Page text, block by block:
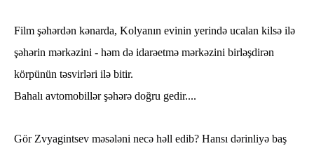
Film şəhərdən kənarda, Kolyanın evinin yerində ucalan kilsə ilə
şəhərin mərkəzini - həm də idarəetmə mərkəzini birləşdirən
körpünün təsvirləri ilə bitir.
Bahalı avtomobillər şəhərə doğru gedir....
Gör Zvyagintsev məsələni necə həll edib? Hansı dərinliyə baş